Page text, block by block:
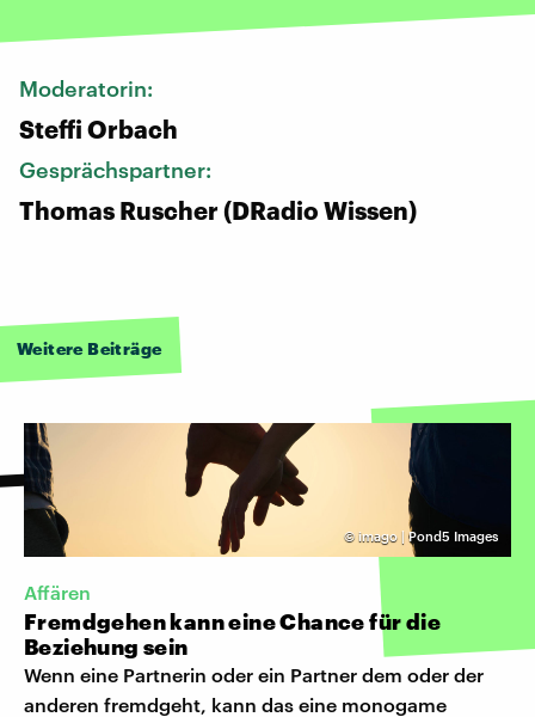
Moderatorin:
Steffi Orbach
Gesprächspartner:
Thomas Ruscher (DRadio Wissen)
Weitere Beiträge
© imago | Pond5 Images
Affären
Fremdgehen kann eine Chance für die
Beziehung sein
Wenn eine Partnerin oder ein Partner dem oder der
anderen fremdgeht, kann das eine monogame